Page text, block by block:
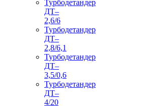
Турбодетандер
ДТ–
2,6/6
Турбодетандер
ДТ–
2,8/6,1
Турбодетандер
ДТ–
3,5/0,6
Турбодетандер
ДТ–
4/20